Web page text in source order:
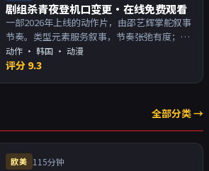
剧组杀青夜登机口变更·在线免费观看
一部2026年上线的动作片，由邵艺辉掌舵叙事
节奏。类型元素服务叙事，节奏张弛有度；对
白密度高，留意潜台词。主演以演技派为主，
适合喜欢强叙事与人物关系的观众加入片单。
动作 · 韩国 · 动漫
评分 9.3
全部分类 →
欧美 115分钟